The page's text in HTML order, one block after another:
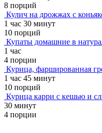
8 порций
Кулич на дрожжах с
1 час 30 минут
10 порций
Купаты домашние в
1 час
4 порции
Курица, фаршированная
1 час 45 минут
10 порций
Курица карри с кешью и
30 минут
4 порции